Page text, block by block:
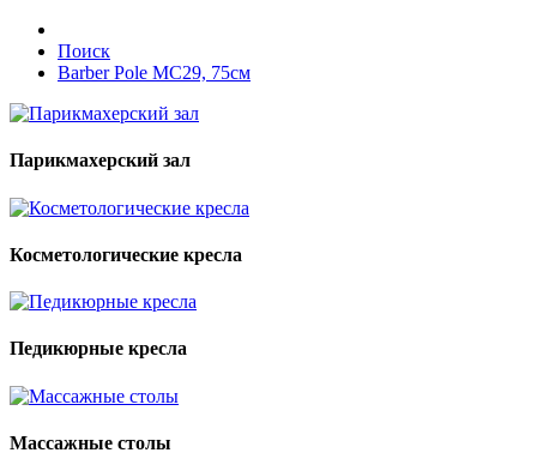
Поиск
Barber Pole MC29, 75см
Парикмахерский зал
Косметологические кресла
Педикюрные кресла
Массажные столы